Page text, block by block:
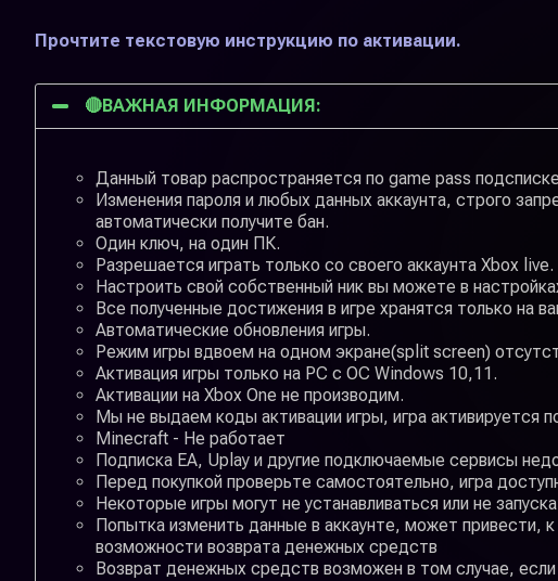
Прочтите текстовую инструкцию по активации.
🔴ВАЖНАЯ ИНФОРМАЦИЯ:
Данный товар распространяется по game pass
Изменения пароля и любых данных аккаунта, строго
автоматически получите бан.
Один ключ, на один ПК.
Разрешается играть только со своего аккаунта Xbox live.
Настроить свой собственный ник вы можете в
Все полученные достижения в игре хранятся только на
Автоматические обновления игры.
Режим игры вдвоем на одном экране(split screen)
Активация игры только на РС с ОС Windows 10,11.
Активации на Xbox One не производим.
Мы не выдаем коды активации игры, игра активируется
Minecraft - Не работает
Подписка EA, Uplay и другие подключаемые сервисы
Перед покупкой проверьте самостоятельно, игра
Некоторые игры могут не устанавливаться или не
Попытка изменить данные в аккаунте, может привести, к
возможности возврата денежных средств
Возврат денежных средств возможен в том случае, если